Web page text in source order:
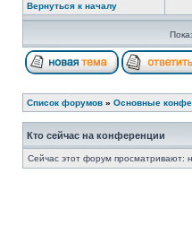
Вернуться к началу
Список форумов » Основные
Кто сейчас на конференции
Сейчас этот форум просматривают: